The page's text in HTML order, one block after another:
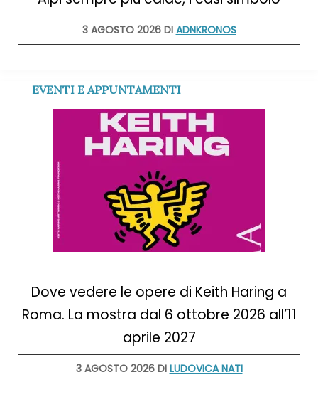
3 AGOSTO 2026 DI ADNKRONOS
EVENTI E APPUNTAMENTI
Dove vedere le opere di Keith Haring a
Roma. La mostra dal 6 ottobre 2026 all’11
aprile 2027
3 AGOSTO 2026 DI LUDOVICA NATI